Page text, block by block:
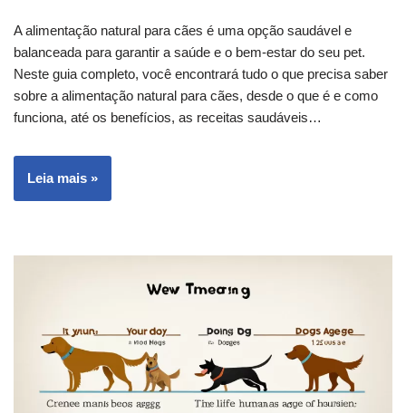
A alimentação natural para cães é uma opção saudável e
balanceada para garantir a saúde e o bem-estar do seu pet.
Neste guia completo, você encontrará tudo o que precisa saber
sobre a alimentação natural para cães, desde o que é e como
funciona, até os benefícios, as receitas saudáveis…
Leia mais »